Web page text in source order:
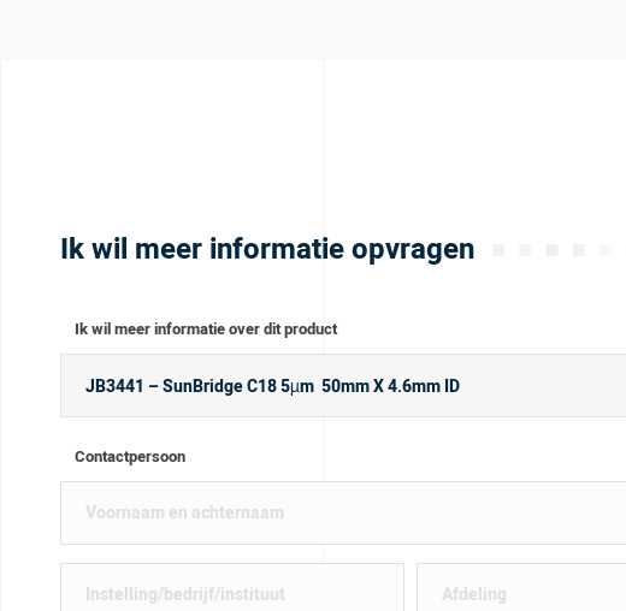
Ik wil meer informatie opvragen
Ik wil meer informatie over dit product
Contactpersoon